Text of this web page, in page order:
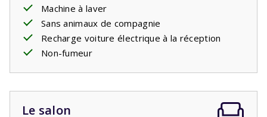
y a des toilettes séparées.
Machine à laver
Sans animaux de compagnie
Recharge voiture électrique à la réception
Non-fumeur
Le salon